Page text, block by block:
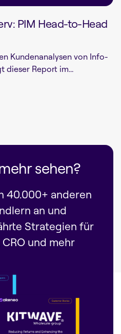
PIM Head-to-Head
Kundenanalysen von Info-
dieser Report im...
sehen?
40.000+ anderen
an und
Strategien für
und mehr